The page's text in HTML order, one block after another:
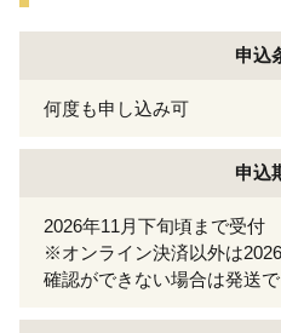
申込
何度も申し込み可
申込
2026年11月下旬頃まで受付
※オンライン決済以外は
確認ができない場合は発送で